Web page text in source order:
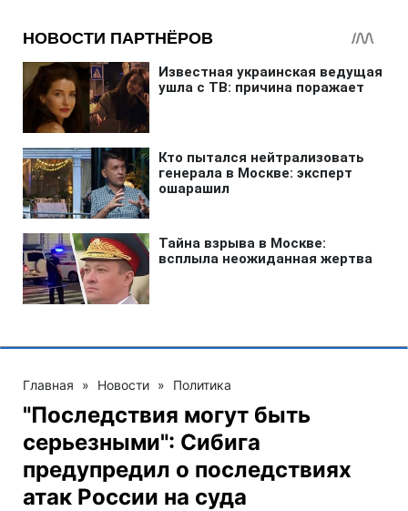
Главная » Новости » Политика
"Последствия могут быть
серьезными": Сибига
предупредил о последствиях
атак России на суда